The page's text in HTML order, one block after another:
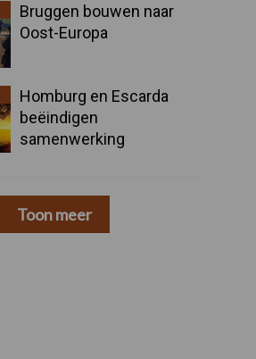
Bruggen bouwen naar
Oost-Europa
Homburg en Escarda
beëindigen
samenwerking
Toon meer